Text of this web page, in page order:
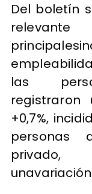
Del boletín
las
+0,7%,
personas
privado,